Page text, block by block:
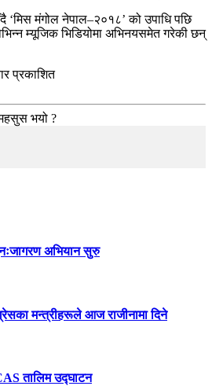
मंगोल नेपाल–२०१८’ को उपाधि पछि
म्यूजिक भिडियोमा अभिनयसमेत गरेकी छन्
प्रकाशित
भयो ?
अभियान सुरु
मन्त्रीहरूले आज राजीनामा दिने
तालिम उद्घाटन